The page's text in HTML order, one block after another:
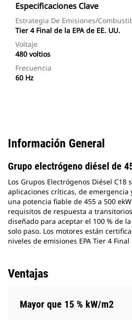
Especificaciones Clave
Estrategia De Emisiones/
Tier 4 Final de la EPA de EE. UU.
Voltaje
480 voltios
Frecuencia
60 Hz
Información General
Grupo electrógeno diésel de
Los Grupos Electrógenos Diésel
aplicaciones críticas, de emergencia
una potencia fiable de 455 a 500
requisitos de respuesta a
diseñado para aceptar el 100 % de
solo paso. Los motores están
niveles de emisiones EPA Tier 4 Final
Ventajas
Mayor que 15 % kW/m2